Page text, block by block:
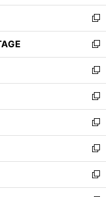
ウ
で
開
く
ン
ド
ウ
で
開
く
新
し
い
ウ
ィ
ン
ド
ウ
で
開
く
新
し
い
ウ
ィ
ン
ド
ウ
で
開
く
新
し
い
ウ
ィ
ン
ド
ウ
で
開
新
し
い
ウ
ィ
ン
ド
ウ
新
し
い
ウ
ィ
ン
新
し
い
ウ
新
し